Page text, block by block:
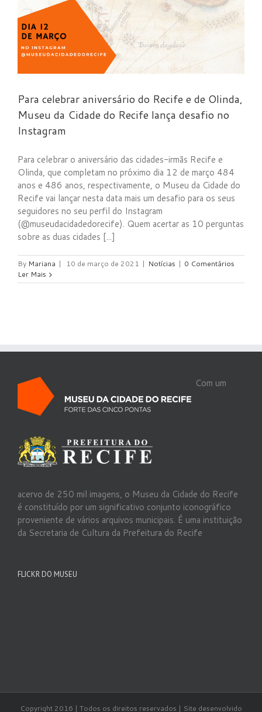
Para celebrar aniversário do Recife e de Olinda,
Museu da Cidade do Recife lança desafio no
Instagram
Para celebrar o aniversário das cidades-irmãs Recife e
Olinda, que completam no próximo dia 12 de março 484
anos e 486 anos, respectivamente, o Museu da Cidade do
Recife vai lançar nesta data mais um desafio para os seus
seguidores no seu perfil do Instagram
(@museudacidadedorecife). Quem acertar as 10 perguntas
sobre as duas cidades [...]
By Mariana | 10 de março de 2021 | Notícias | 0 Comentários
Ler Mais
Com um
acervo de 250 mil imagens, o Museu da Cidade do Recife
é constituído por um significativo conjunto iconográfico
proveniente de vários arquivos municipais. É uma instituição
da Secretaria de Cultura da Prefeitura do Recife
FLICKR DO MUSEU
Copyright 2016 | Todos os direitos reservados | Site desenvolvido